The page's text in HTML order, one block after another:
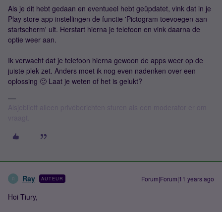
Als je dit hebt gedaan en eventueel hebt geüpdatet, vink dat in je
Play store app instellingen de functie 'Pictogram toevoegen aan
startscherm' uit. Herstart hierna je telefoon en vink daarna de
optie weer aan.
Ik verwacht dat je telefoon hierna gewoon de apps weer op de
juiste plek zet. Anders moet ik nog even nadenken over een
oplossing 🙂 Laat je weten of het is gelukt?
R Ray AUTEUR Forum|Forum|11 years ago
Hoi Tiury,